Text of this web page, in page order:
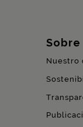
Nuestro